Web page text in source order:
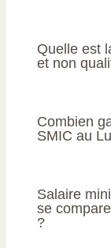
Quelle est
et non
Combien
SMIC au
Salaire
se
?